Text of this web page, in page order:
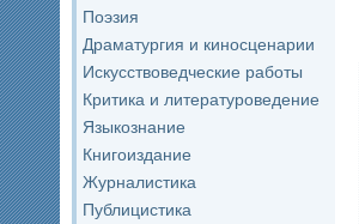
Поэзия
Драматургия и киносценарии
Искусствоведческие работы
Критика и литературоведение
Языкознание
Книгоиздание
Журналистика
Публицистика